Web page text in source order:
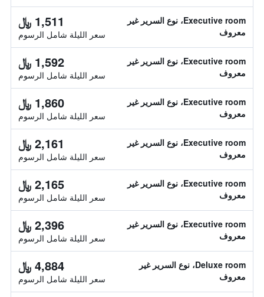
Executive room، نوع السرير غير
معروف
1,511 ﷼
سعر الليلة شامل الرسوم
Executive room، نوع السرير غير
معروف
1,592 ﷼
سعر الليلة شامل الرسوم
Executive room، نوع السرير غير
معروف
1,860 ﷼
سعر الليلة شامل الرسوم
Executive room، نوع السرير غير
معروف
2,161 ﷼
سعر الليلة شامل الرسوم
Executive room، نوع السرير غير
معروف
2,165 ﷼
سعر الليلة شامل الرسوم
Executive room، نوع السرير غير
معروف
2,396 ﷼
سعر الليلة شامل الرسوم
Deluxe room، نوع السرير غير
معروف
4,884 ﷼
سعر الليلة شامل الرسوم